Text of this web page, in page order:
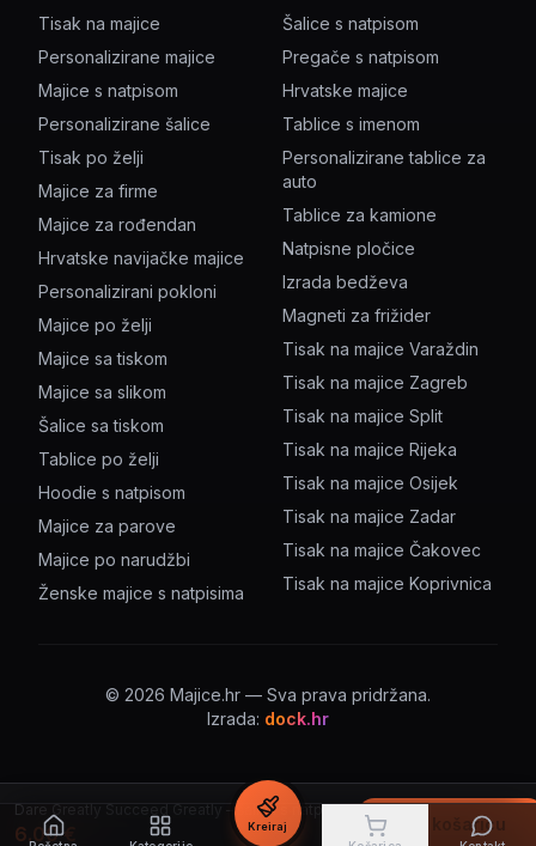
Dare Greatly Succeed Greatly – šalica s natpisom
6.00€ U košaricu
Tisak na majice
Personalizirane majice
Majice s natpisom
Personalizirane šalice
Tisak po želji
Majice za firme
Majice za rođendan
Hrvatske navijačke majice
Personalizirani pokloni
Majice po želji
Majice sa tiskom
Majice sa slikom
Šalice sa tiskom
Tablice po želji
Hoodie s natpisom
Majice za parove
Majice po narudžbi
Ženske majice s natpisima
Šalice s natpisom
Pregače s natpisom
Hrvatske majice
Tablice s imenom
Personalizirane tablice za
auto
Tablice za kamione
Natpisne pločice
Izrada bedževa
Magneti za frižider
Tisak na majice Varaždin
Tisak na majice Zagreb
Tisak na majice Split
Tisak na majice Rijeka
Tisak na majice Osijek
Tisak na majice Zadar
Tisak na majice Čakovec
Tisak na majice Koprivnica
© 2026 Majice.hr — Sva prava pridržana.
Izrada: dock.hr
Kreiraj